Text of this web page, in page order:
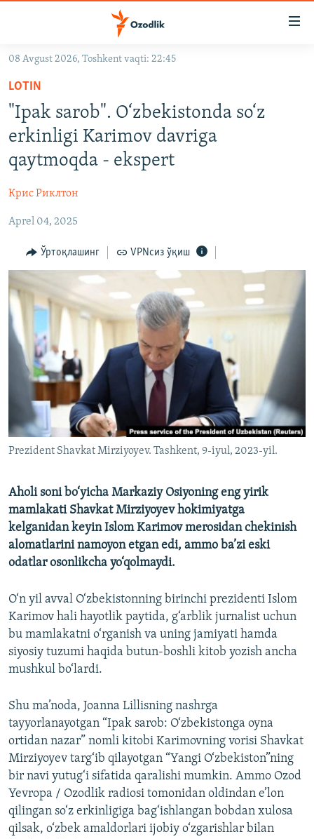
Асосий
навигацияга
ўтинг
Қидиришга
ўтинг
OZODVIDEO
OZODARXIV
На русском
ИЖТИМОИЙ ТАРМОҚЛАР
Озодлик бошқа тилларда
08 Avgust 2026, Toshkent vaqti: 22:45
LOTIN
"Ipak sarob". O‘zbekistonda so‘z
erkinligi Karimov davriga
qaytmoqda - ekspert
Крис Риклтон
Aprel 04, 2025
Ўртоқлашинг VPNсиз ўқиш
Prezident Shavkat Mirziyoyev. Tashkent, 9-iyul, 2023-yil.
Aholi soni bo‘yicha Markaziy Osiyoning eng yirik
mamlakati Shavkat Mirziyoyev hokimiyatga
kelganidan keyin Islom Karimov merosidan chekinish
alomatlarini namoyon etgan edi, ammo ba’zi eski
odatlar osonlikcha yo‘qolmaydi.
O‘n yil avval O‘zbekistonning birinchi prezidenti Islom
Karimov hali hayotlik paytida, g‘arblik jurnalist uchun
bu mamlakatni o‘rganish va uning jamiyati hamda
siyosiy tuzumi haqida butun-boshli kitob yozish ancha
mushkul bo‘lardi.
Shu ma’noda, Joanna Lillisning nashrga
tayyorlanayotgan “Ipak sarob: O‘zbekistonga oyna
ortidan nazar” nomli kitobi Karimovning vorisi Shavkat
Mirziyoyev targ‘ib qilayotgan “Yangi O‘zbekiston”ning
bir navi yutug‘i sifatida qaralishi mumkin. Ammo Ozod
Yevropa / Ozodlik radiosi tomonidan oldindan e’lon
qilingan so‘z erkinligiga bag‘ishlangan bobdan xulosa
qilsak, o‘zbek amaldorlari ijobiy o‘zgarishlar bilan